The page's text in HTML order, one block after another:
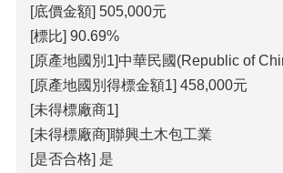
[底價金額] 505,000元
[標比] 90.69%
[原產地國別1]中華民國(Republic of
[原產地國別得標金額1] 458,000元
[未得標廠商1]
[未得標廠商]聯興土木包工業
[是否合格] 是